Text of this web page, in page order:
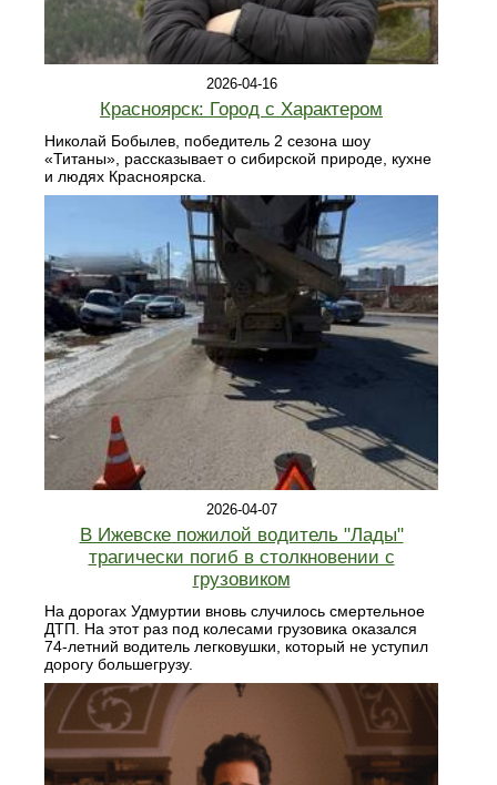
2026-04-16
Красноярск: Город с Характером
Николай Бобылев, победитель 2 сезона шоу
«Титаны», рассказывает о сибирской природе, кухне
и людях Красноярска.
2026-04-07
В Ижевске пожилой водитель "Лады"
трагически погиб в столкновении с
грузовиком
На дорогах Удмуртии вновь случилось смертельное
ДТП. На этот раз под колесами грузовика оказался
74-летний водитель легковушки, который не уступил
дорогу большегрузу.